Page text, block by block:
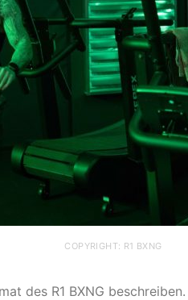
COPYRIGHT: R1 BXNG
des R1 BXNG